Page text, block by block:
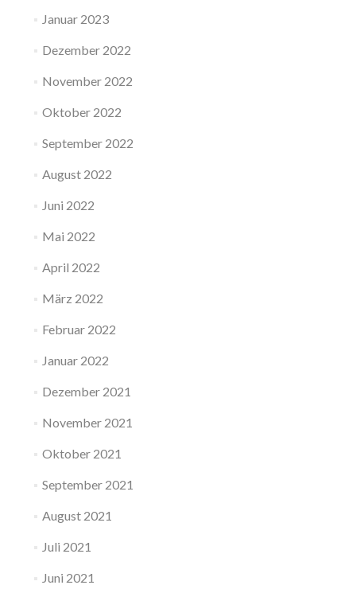
Januar 2023
Dezember 2022
November 2022
Oktober 2022
September 2022
August 2022
Juni 2022
Mai 2022
April 2022
März 2022
Februar 2022
Januar 2022
Dezember 2021
November 2021
Oktober 2021
September 2021
August 2021
Juli 2021
Juni 2021